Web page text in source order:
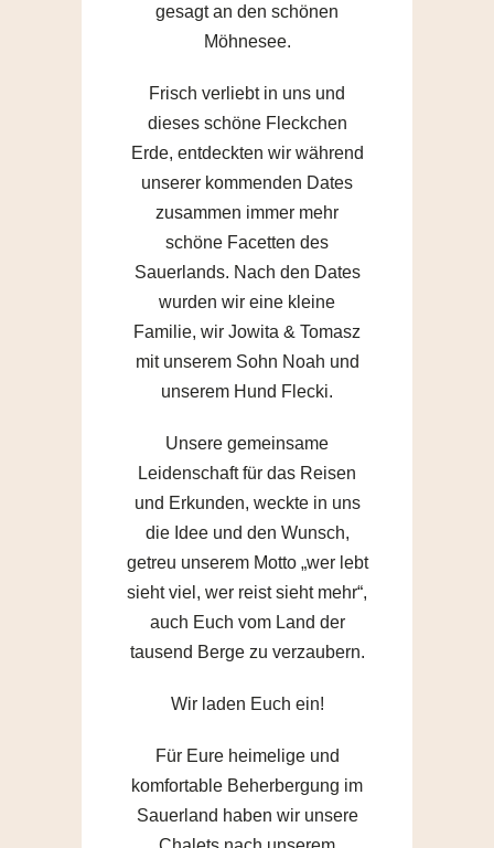
gesagt an den schönen
Möhnesee.
Frisch verliebt in uns und
dieses schöne Fleckchen
Erde, entdeckten wir während
unserer kommenden Dates
zusammen immer mehr
schöne Facetten des
Sauerlands. Nach den Dates
wurden wir eine kleine
Familie, wir Jowita & Tomasz
mit unserem Sohn Noah und
unserem Hund Flecki.
Unsere gemeinsame
Leidenschaft für das Reisen
und Erkunden, weckte in uns
die Idee und den Wunsch,
getreu unserem Motto „wer lebt
sieht viel, wer reist sieht mehr“,
auch Euch vom Land der
tausend Berge zu verzaubern.
Wir laden Euch ein!
Für Eure heimelige und
komfortable Beherbergung im
Sauerland haben wir unsere